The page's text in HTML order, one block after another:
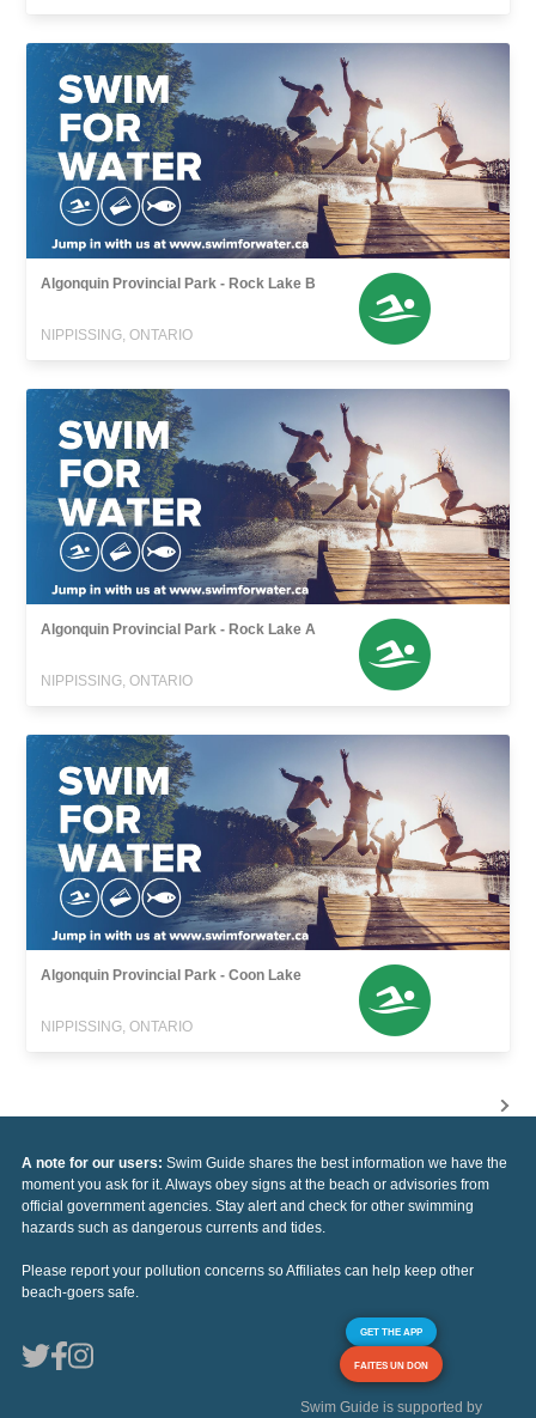
Algonquin Provincial Park - Rock Lake B
NIPPISSING, ONTARIO
Algonquin Provincial Park - Rock Lake A
NIPPISSING, ONTARIO
Algonquin Provincial Park - Coon Lake
NIPPISSING, ONTARIO
A note for our users: Swim Guide shares the best information we have the
moment you ask for it. Always obey signs at the beach or advisories from
official government agencies. Stay alert and check for other swimming
hazards such as dangerous currents and tides.
Please report your pollution concerns so Affiliates can help keep other
beach-goers safe.
GET THE APP
FAITES UN DON
Swim Guide is supported by